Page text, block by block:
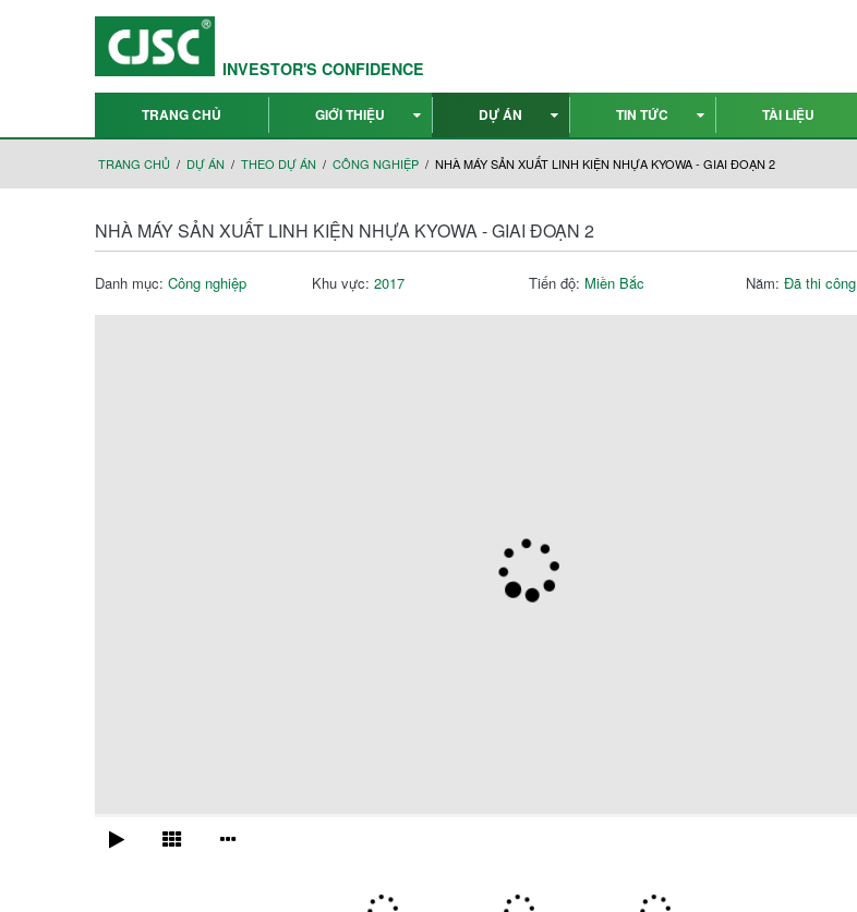
INVESTOR'S CONFIDENCE
TRANG CHỦ GIỚI THIỆU DỰ ÁN TIN TỨC TÀI LIỆU
TRANG CHỦ DỰ ÁN THEO DỰ ÁN CÔNG NGHIỆP NHÀ MÁY SẢN XUẤT LINH KIỆN NHỰA KYOWA - GIAI ĐOẠN 2
NHÀ MÁY SẢN XUẤT LINH KIỆN NHỰA KYOWA - GIAI ĐOẠN 2
Danh mục: Công nghiệp Khu vực: 2017 Tiến độ: Miền Bắc Năm: Đã thi công